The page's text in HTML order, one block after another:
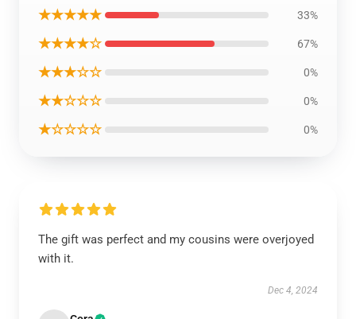
★★★★★ 33%
★★★★☆ 67%
★★★☆☆ 0%
★★☆☆☆ 0%
★☆☆☆☆ 0%
The gift was perfect and my cousins were overjoyed
with it.
Dec 4, 2024